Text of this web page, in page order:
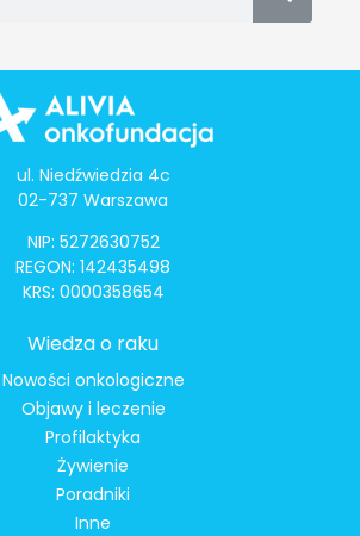
ul. Niedźwiedzia 4c
02-737 Warszawa
NIP: 5272630752
REGON: 142435498
KRS: 0000358654
Wiedza o raku
Nowości onkologiczne
Objawy i leczenie
Profilaktyka
Żywienie
Poradniki
Inne